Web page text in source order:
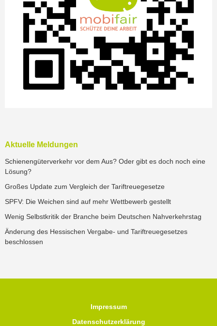
Aktuelle Meldungen
Schienengüterverkehr vor dem Aus? Oder gibt es doch noch eine
Lösung?
Großes Update zum Vergleich der Tariftreuegesetze
SPFV: Die Weichen sind auf mehr Wettbewerb gestellt
Wenig Selbstkritik der Branche beim Deutschen Nahverkehrstag
Änderung des Hessischen Vergabe- und Tariftreuegesetzes
beschlossen
Impressum
Datenschutzerklärung